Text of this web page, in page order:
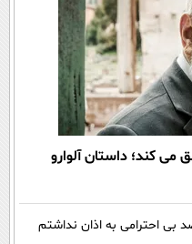
هنوز خلق می کند؛ داستان آلوارو
بی احترامی به اذان نداشتم